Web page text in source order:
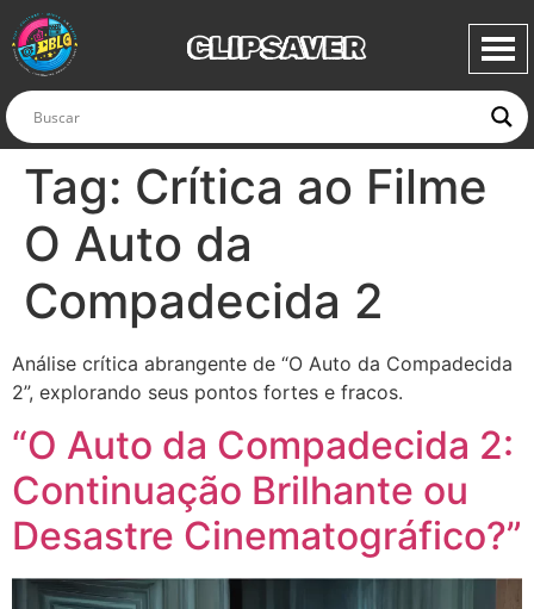
CLIPSAVER
Tag: Crítica ao Filme
O Auto da
Compadecida 2
Análise crítica abrangente de “O Auto da Compadecida
2”, explorando seus pontos fortes e fracos.
“O Auto da Compadecida 2:
Continuação Brilhante ou
Desastre Cinematográfico?”